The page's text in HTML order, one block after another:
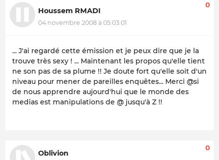
Houssem RMADI
04 novembre 2008 à 05:03:01
0
... J'ai regardé cette émission et je peux dire que je la
trouve très sexy ! ... Maintenant les propos qu'elle tient
ne son pas de sa plume !! Je doute fort qu'elle soit d'un
niveau pour mener de pareilles enquêtes... Merci @si
de nous apprendre aujourd'hui que le monde des
medias est manipulations de @ jusqu'à Z !!
Oblivion
0